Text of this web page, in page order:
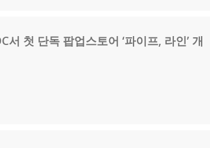
서 첫 단독 팝업스토어 ‘파이프, 라인’ 개